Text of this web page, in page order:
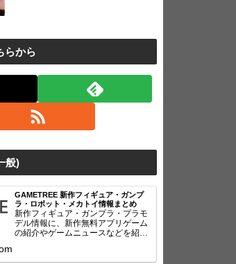
らから
般)
GAMETREE 新作フィギュア・ガンプ
ラ・ロボット・メカトイ情報まとめ
新作フィギュア・ガンプラ・プラモ
デル情報に、新作無料アプリゲーム
の紹介やゲームニュースなどを紹